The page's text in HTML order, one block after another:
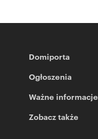
Domiporta
Ogłoszenia
Ważne informacje
Zobacz także